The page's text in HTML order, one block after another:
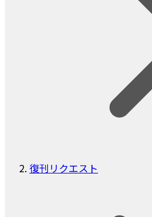
復刊リクエスト